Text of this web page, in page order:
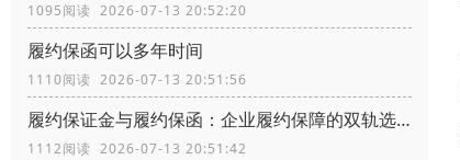
1095阅读 2026-07-13 20:52:20
履约保函可以多年时间
1110阅读 2026-07-13 20:51:56
履约保证金与履约保函：企业履约保障的双轨选择
1112阅读 2026-07-13 20:51:42